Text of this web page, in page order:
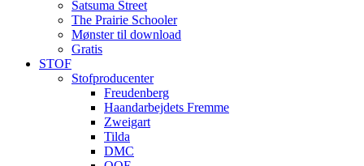
Satsuma Street
The Prairie Schooler
Mønster til download
Gratis
STOF
Stofproducenter
Freudenberg
Haandarbejdets Fremme
Zweigart
Tilda
DMC